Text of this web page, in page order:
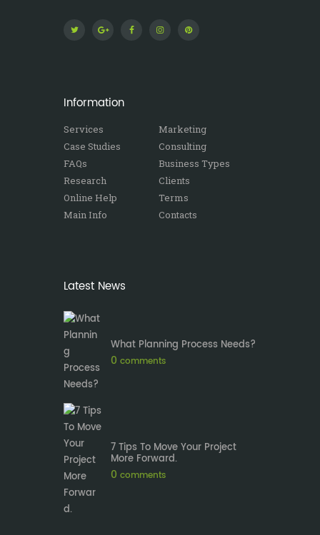
Information
Services
Marketing
Case Studies
Consulting
FAQs
Business Types
Research
Clients
Online Help
Terms
Main Info
Contacts
Latest News
What Planning Process Needs?
0 comments
7 Tips To Move Your Project
More Forward.
0 comments